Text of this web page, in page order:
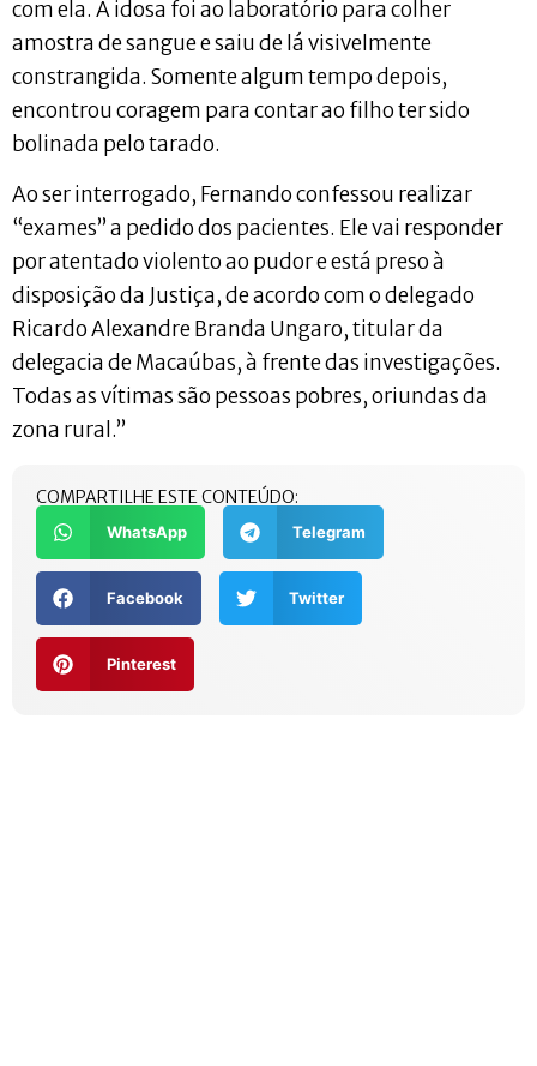
com ela. A idosa foi ao laboratório para colher
amostra de sangue e saiu de lá visivelmente
constrangida. Somente algum tempo depois,
encontrou coragem para contar ao filho ter sido
bolinada pelo tarado.
Ao ser interrogado, Fernando confessou realizar
“exames” a pedido dos pacientes. Ele vai responder
por atentado violento ao pudor e está preso à
disposição da Justiça, de acordo com o delegado
Ricardo Alexandre Branda Ungaro, titular da
delegacia de Macaúbas, à frente das investigações.
Todas as vítimas são pessoas pobres, oriundas da
zona rural.”
COMPARTILHE ESTE CONTEÚDO:
WhatsApp Telegram
Facebook Twitter
Pinterest